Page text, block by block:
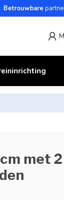
Betrouwbare
met 2